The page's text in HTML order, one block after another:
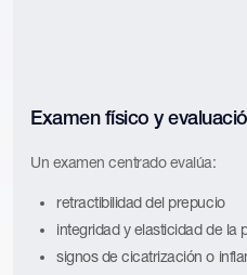
Examen físico y
Un examen centrado evalúa:
retractibilidad del prepucio
integridad y elasticidad de la
signos de cicatrización o